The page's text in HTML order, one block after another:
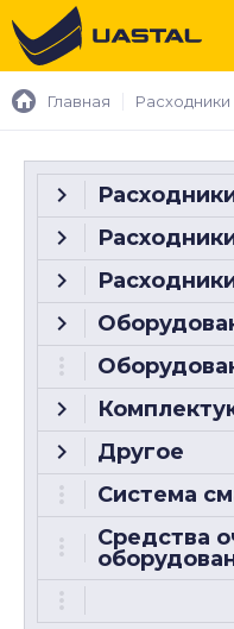
Главная Расходники
Другое
Система
Средства